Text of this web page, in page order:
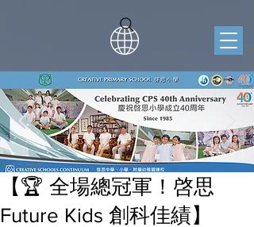
【🏆 全場總冠軍！啓思
Future Kids 創科佳績】